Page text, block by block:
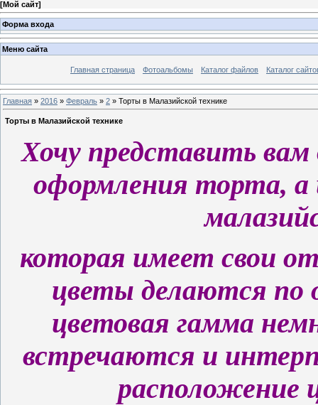
[Мой сайт]
Форма входа
Меню сайта
Главная страница Фотоальбомы Каталог файлов Каталог
Главная » 2016 » Февраль » 2 » Торты в Малазийской технике
Торты в Малазийской технике
Хочу представить
оформления торта,
которая имеет свои
цветы делаются по
цветовая гамма
встречаются и
расположение